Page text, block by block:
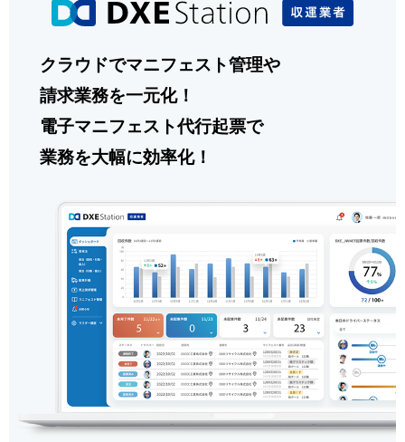
クラウドでマニフェスト管理や
請求業務を一元化！
電子マニフェスト代行起票で
業務を大幅に効率化！